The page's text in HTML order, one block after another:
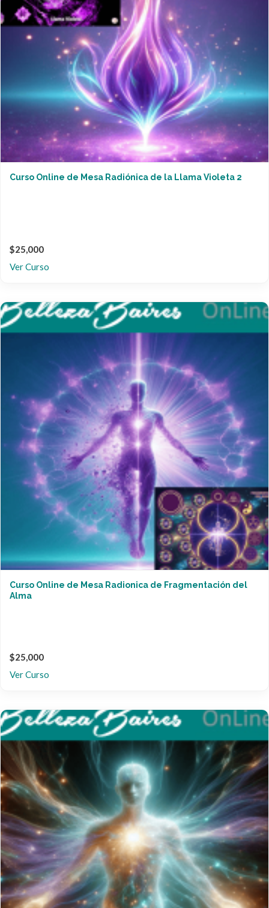
Curso Online de Mesa Radiónica de la Llama Violeta 2
$25,000
Ver Curso
Curso Online de Mesa Radionica de Fragmentación del
Alma
$25,000
Ver Curso